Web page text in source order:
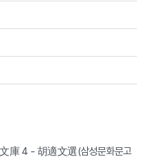
庫 4 - 胡適文選(삼성문화문고